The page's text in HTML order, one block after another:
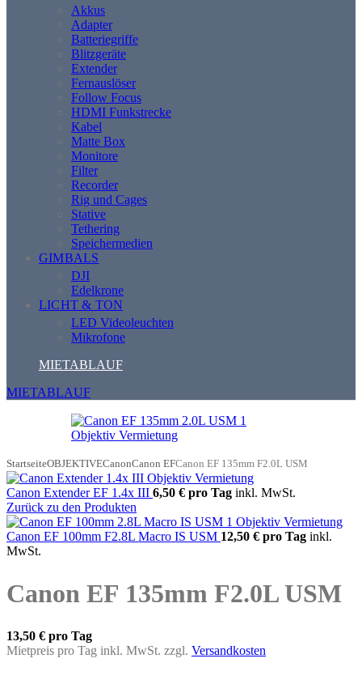
Akkus
Adapter
Batteriegriffe
Blitzgeräte
Extender
Fernauslöser
Follow Focus
HDMI Funkstrecke
Kabel
Matte Box
Monitore
Filter
Recorder
Rig und Cages
Stative
Tethering
Speichermedien
GIMBALS
DJI
Edelkrone
LICHT & TON
LED Videoleuchten
Mikrofone
MIETABLAUF
MIETABLAUF
StartseiteOBJEKTIVECanonCanon EFCanon EF 135mm F2.0L USM
Canon Extender EF 1.4x III 6,50 € pro Tag inkl. MwSt.
Zurück zu den Produkten
Canon EF 100mm F2.8L Macro IS USM 12,50 € pro Tag inkl.
MwSt.
Canon EF 135mm F2.0L USM
13,50 € pro Tag
Mietpreis pro Tag inkl. MwSt. zzgl. Versandkosten